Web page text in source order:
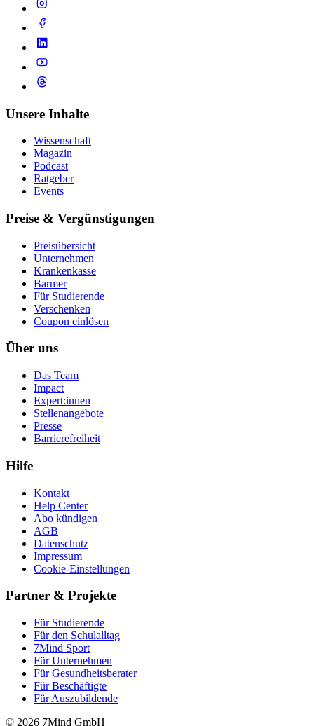
Unsere Inhalte
Wissenschaft
Magazin
Podcast
Ratgeber
Events
Preise & Vergünstigungen
Preisübersicht
Unternehmen
Krankenkasse
Barmer
Für Studierende
Ver­schen­ken
Coupon einlösen
Über uns
Das Team
Impact
Expert:innen
Stellenangebote
Presse
Barrierefreiheit
Hilfe
Kontakt
Help Center
Abo kündigen
AGB
Datenschutz
Impressum
Cookie-Einstellungen
Partner & Projekte
Für Stu­die­rende
Für den Schulalltag
7Mind Sport
Für Unter­neh­men
Für Gesund­heits­be­ra­ter
Für Beschäftigte
Für Auszubildende
© 2026 7Mind GmbH